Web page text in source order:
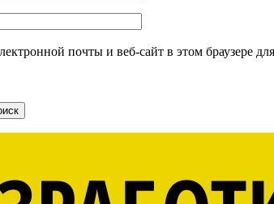
почты и веб-сайт в этом браузере